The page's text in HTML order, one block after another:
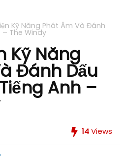
Kỹ Năng Phát Âm Và Đánh
– The Windy
Kỹ Năng
Đánh Dấu
Anh –
14Views